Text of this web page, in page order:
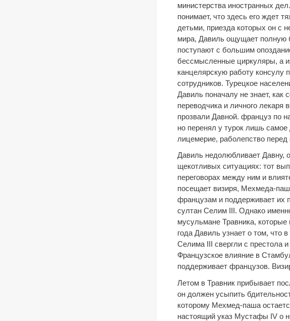
министерства иностранных
понимает, что здесь его ждет
детьми, приезда которых он с
мира, Давиль ощущает полную
поступают с большим
бессмысленные циркуляры, а
канцелярскую работу консулу
сотрудников. Турецкое
Давиль поначалу не знает, как
переводчика и личного
прозвали Давной. француз по
но перенял у турок лишь самое
лицемерие, раболепство
Давиль недолюбливает Давну,
щекотливых ситуациях: тот
переговорах между ним и
посещает визиря, Мехмеда-
французам и поддерживает их
султан Селим III. Однако
мусульмане Травника,
года Давиль узнает о том, что
Селима III свергли с престола
Французское влияние в
поддерживает французов.
Летом в Травник прибывает
он должен усыпить
которому Мехмед-паша
настоящий указ Мустафы IV о